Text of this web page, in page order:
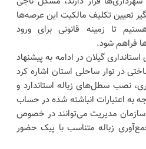
تعیین تکلیف مالکیت این عرصه‌ها
طریق ماده 3 یا 10 هستیم تا زمینه قانونی برای ورود
فراهم شود.
گیلان در ادامه به پیشنهاد
در نوار ساحلی استان اشاره کرد
نصب سطل‌های زباله استاندارد و
به اعتبارات انباشته شده در حساب
سازمان مدیریت می‌توانند در خصوص
زباله متناسب با پیک حضور